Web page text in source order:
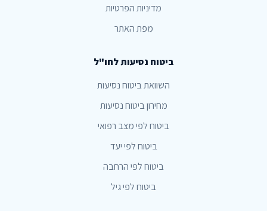
מדיניות הפרטיות
מפת האתר
ביטוח נסיעות לחו"ל
השוואת ביטוח נסיעות
מחירון ביטוח נסיעות
ביטוח לפי מצב רפואי
ביטוח לפי יעד
ביטוח לפי הרחבה
ביטוח לפי גיל